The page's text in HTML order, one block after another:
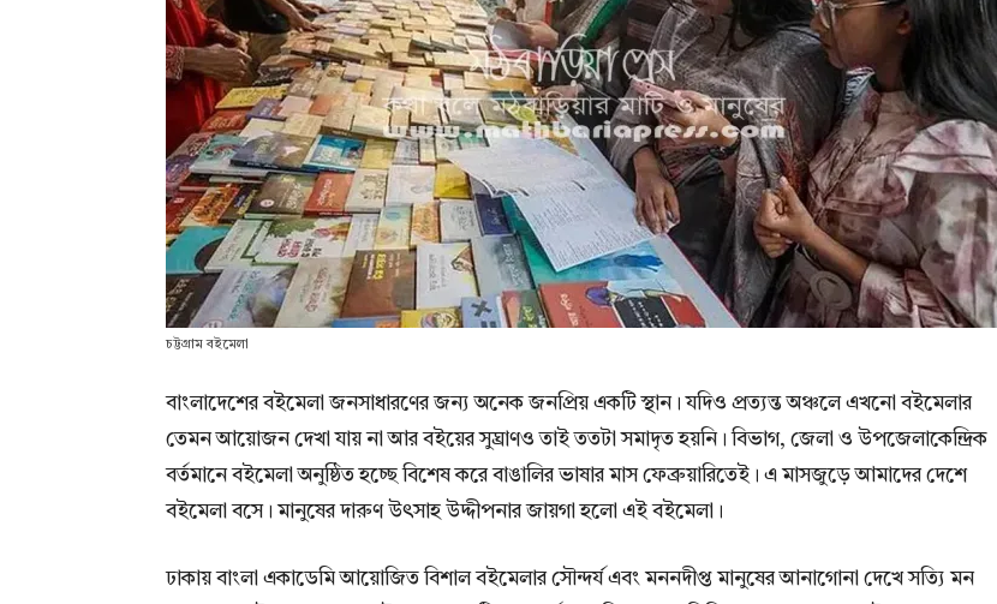
চট্টগ্রাম বইমেলা
বাংলাদেশের বইমেলা জনসাধারণের জন্য অনেক জনপ্রিয় একটি স্থান। যদিও প্রত্যন্ত অঞ্চলে এখনো বইমেলার
তেমন আয়োজন দেখা যায় না আর বইয়ের সুঘ্রাণও তাই ততটা সমাদৃত হয়নি। বিভাগ, জেলা ও উপজেলাকেন্দ্রিক
বর্তমানে বইমেলা অনুষ্ঠিত হচ্ছে বিশেষ করে বাঙালির ভাষার মাস ফেব্রুয়ারিতেই। এ মাসজুড়ে আমাদের দেশে
বইমেলা বসে। মানুষের দারুণ উৎসাহ উদ্দীপনার জায়গা হলো এই বইমেলা।
ঢাকায় বাংলা একাডেমি আয়োজিত বিশাল বইমেলার সৌন্দর্য এবং মননদীপ্ত মানুষের আনাগোনা দেখে সত্যি মন